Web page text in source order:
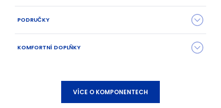
PODRUČKY
KOMFORTNÍ DOPLŇKY
VÍCE O KOMPONENTECH